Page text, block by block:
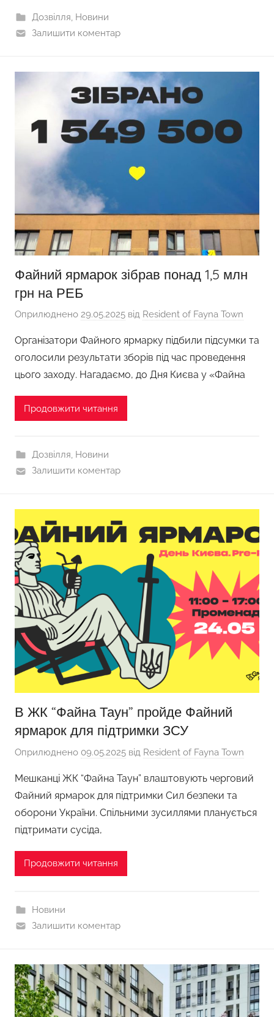
Дозвілля Новини
Залишити коментар
Файний ярмарок зібрав понад 1,5 млн
грн на РЕБ
Оприлюднено 29.05.2025 від Resident of Fayna Town
Організатори Файного ярмарку підбили підсумки та
оголосили результати зборів під час проведення
цього заходу. Нагадаємо, до Дня Києва у «Файна
Продовжити читання
Дозвілля, Новини
Залишити коментар
В ЖК “Файна Таун” пройде Файний
ярмарок для підтримки ЗСУ
Оприлюднено 09.05.2025 від Resident of Fayna Town
Мешканці ЖК “Файна Таун” влаштовують черговий
Файний ярмарок для підтримки Сил безпеки та
оборони України. Спільними зусиллями планується
підтримати сусіда,
Продовжити читання
Новини
Залишити коментар